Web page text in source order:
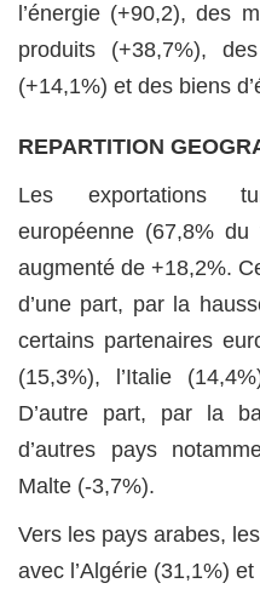
l’énergie (+90,2), des
produits (+38,7%),
(+14,1%) et des biens
REPARTITION
Les exportations
européenne (67,8%
augmenté de +18,2%.
d’une part, par la
certains partenaires
(15,3%), l’Italie
D’autre part, par la
d’autres pays
Malte (-3,7%).
Vers les pays arabes,
avec l’Algérie (31,1%)